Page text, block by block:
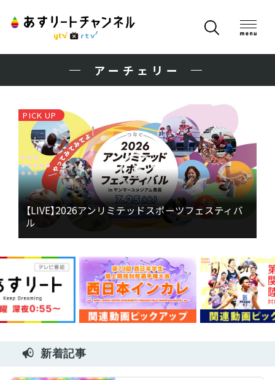
アーチェリー
【LIVE】2026アンリミテッドスポーツフェスティバ
ル
PICK UP
新着記事